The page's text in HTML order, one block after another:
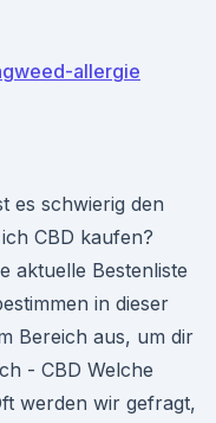
allergie
es schwierig den
CBD kaufen?
aktuelle Bestenliste
in dieser
Bereich aus, um dir
- CBD Welche
werden wir gefragt,